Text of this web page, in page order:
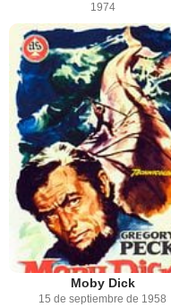
1974
Moby Dick
15 de septiembre de 1958